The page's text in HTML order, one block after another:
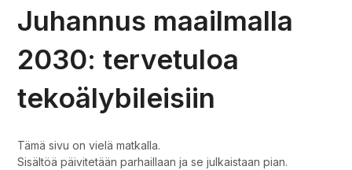
Juhannus maailmalla
2030: tervetuloa
tekoälybileisiin
Tämä sivu on vielä matkalla.
Sisältöä päivitetään parhaillaan ja se julkaistaan pian.